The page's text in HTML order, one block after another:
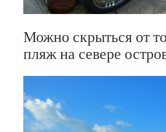
Можно скрыться от
пляж на севере